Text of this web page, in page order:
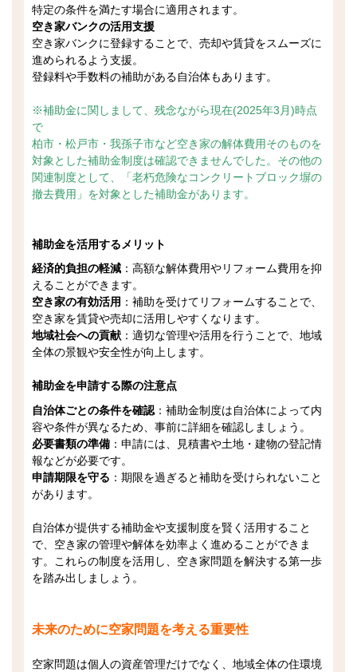
特定の条件を満たす場合に適用されます。
空き家バンクの活用支援
空き家バンクに登録することで、売却や賃貸をスムーズに
進められるよう支援。
登録料や手数料の補助がある自治体もあります。
※補助金に関しまして、残念ながら現在(2025年3月)時点
で
柏市・松戸市・我孫子市など空き家の解体費用そのものを
対象とした補助金制度は確認できませんでした。その他の
関連制度として、「老朽危険なコンクリートブロック塀の
撤去費用」を対象とした補助金があります。
補助金を活用するメリット
経済的負担の軽減 ：高額な解体費用やリフォーム費用を抑
えることができます。
空き家の有効活用 ：補助を受けてリフォームすることで、
空き家を賃貸や売却に活用しやすくなります。
地域社会への貢献 ：適切な管理や活用を行うことで、地域
全体の景観や安全性が向上します。
補助金を申請する際の注意点
自治体ごとの条件を確認 ：補助金制度は自治体によって内
容や条件が異なるため、事前に詳細を確認しましょう。
必要書類の準備 ：申請には、見積書や土地・建物の登記情
報などが必要です。
申請期限を守る ：期限を過ぎると補助を受けられないこと
があります。
自治体が提供する補助金や支援制度を賢く活用すること
で、空き家の管理や解体を効率よく進めることができま
す。これらの制度を活用し、空き家問題を解決する第一歩
を踏み出しましょう。
未来のために空家問題を考える重要性
空家問題は個人の資産管理だけでなく、地域全体の住環境